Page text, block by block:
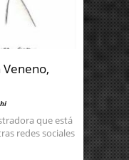
que está
redes sociales